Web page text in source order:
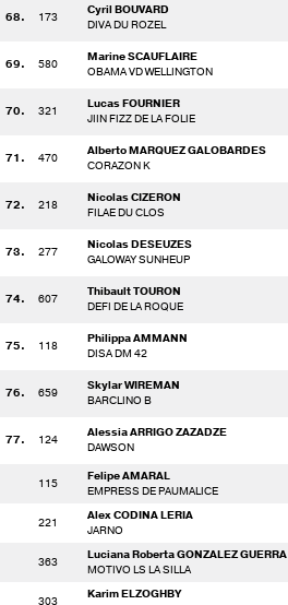
68. 173
Cyril BOUVARD
DIVA DU ROZEL
69. 580
Marine SCAUFLAIRE
OBAMA VD WELLINGTON
70. 321
Lucas FOURNIER
JIIN FIZZ DE LA FOLIE
71. 470
Alberto MARQUEZ GALOBARDES
CORAZON K
72. 218
Nicolas CIZERON
FILAE DU CLOS
73. 277
Nicolas DESEUZES
GALOWAY SUNHEUP
74. 607
Thibault TOURON
DEFI DE LA ROQUE
75. 118
Philippa AMMANN
DISA DM 42
76. 659
Skylar WIREMAN
BARCLINO B
77. 124
Alessia ARRIGO ZAZADZE
DAWSON
115
Felipe AMARAL
EMPRESS DE PAUMALICE
221
Alex CODINA LERIA
JARNO
363
Luciana Roberta GONZALEZ GUERRA
MOTIVO LS LA SILLA
303
Karim ELZOGHBY